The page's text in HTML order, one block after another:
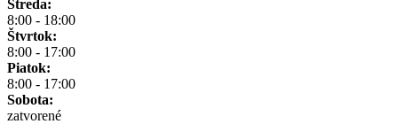
Streda:
8:00 - 18:00
Štvrtok:
8:00 - 17:00
Piatok:
8:00 - 17:00
Sobota:
zatvorené